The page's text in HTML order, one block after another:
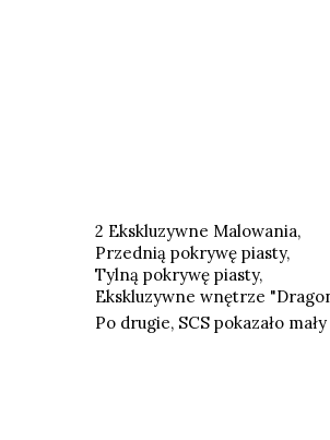
2 Ekskluzywne Malowania,
Przednią pokrywę piasty,
Tylną pokrywę piasty,
Ekskluzywne wnętrze
Po drugie, SCS pokazało